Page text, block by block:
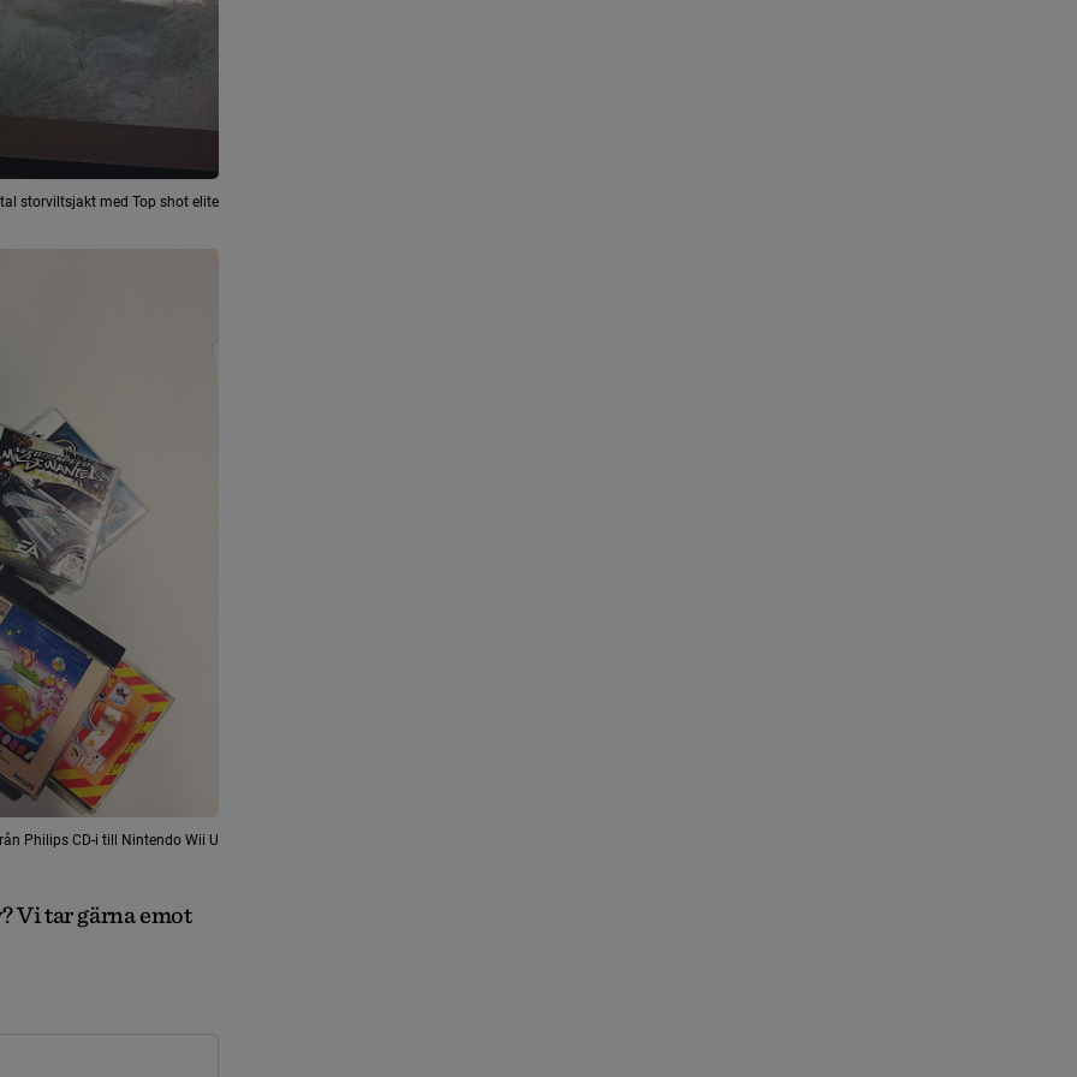
storviltsjakt med Top shot elite
Philips CD-i till Nintendo Wii U
Vi tar gärna emot